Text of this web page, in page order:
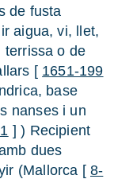
de fusta
aigua, vi, llet,
o de
[ 1651-199
base
nanses i un
] ) Recipient
dues
(Mallorca [ 8-